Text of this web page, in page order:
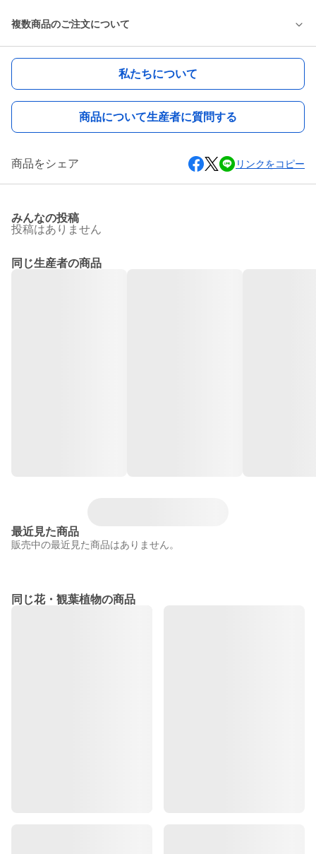
複数商品のご注文について
私たちについて
商品について生産者に質問する
商品をシェア リンクをコピー
みんなの投稿
投稿はありません
同じ生産者の商品
最近見た商品
販売中の最近見た商品はありません。
同じ花・観葉植物の商品